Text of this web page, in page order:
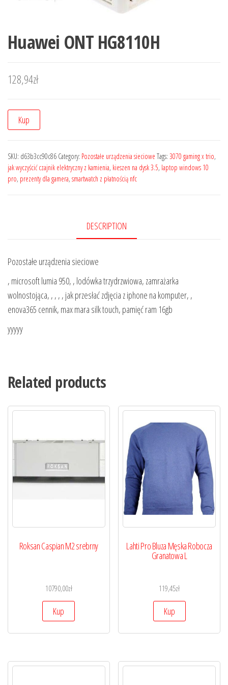
Huawei ONT HG8110H
128,94zł
Kup
SKU: d63b3cc90c86 Category: Pozostałe urządzenia sieciowe Tags: 3070 gaming x trio,
jak wyczyścić czajnik elektryczny z kamienia, kieszen na dysk 3.5, laptop windows 10
pro, prezenty dla gamera, smartwatch z płatnością nfc
DESCRIPTION
Pozostałe urządzenia sieciowe
, microsoft lumia 950, , lodówka trzydrzwiowa, zamrażarka
wolnostojąca, , , , , jak przesłać zdjęcia z iphone na komputer, ,
enova365 cennik, max mara silk touch, pamięć ram 16gb
yyyyy
Related products
Roksan Caspian M2 srebrny
10790,00zł
Kup
Lahti Pro Bluza Męska Robocza
Granatowa L
119,45zł
Kup